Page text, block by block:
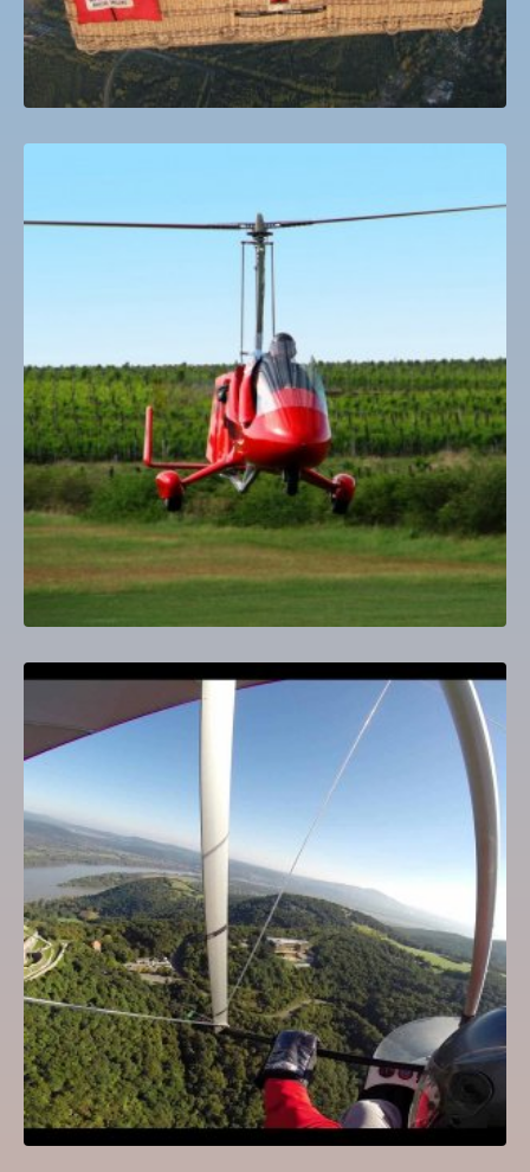
Gyrokopter autogyro Sétarepülés
18,000Ft
Budapest látképe 30 percben sárkányrepülőről
15,990Ft